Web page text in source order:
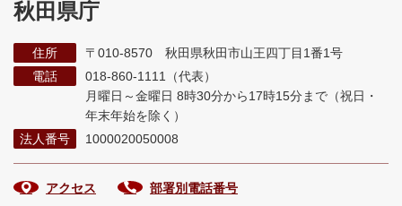
秋田県庁
住所
〒010-8570 秋田県秋田市山王四丁目1番1号
電話
018-860-1111（代表）
月曜日～金曜日 8時30分から17時15分まで （祝日・
年末年始を除く）
法人番号
1000020050008
アクセス 部署別電話番号